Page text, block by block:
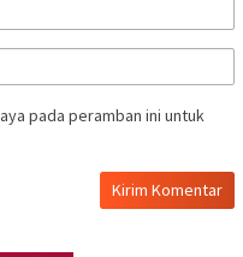
pada peramban ini untuk